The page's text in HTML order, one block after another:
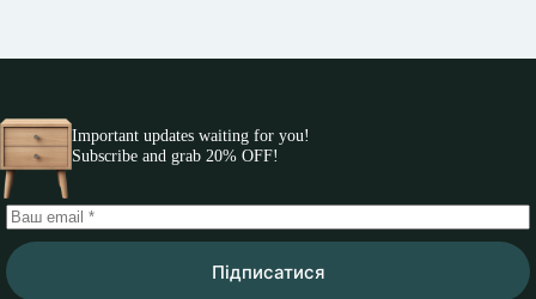
Important updates waiting for you!
Subscribe and grab 20% OFF!
Підписатися